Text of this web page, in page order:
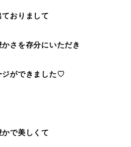
おりまして
さを存分にいただき
ジができました♡
で美しくて